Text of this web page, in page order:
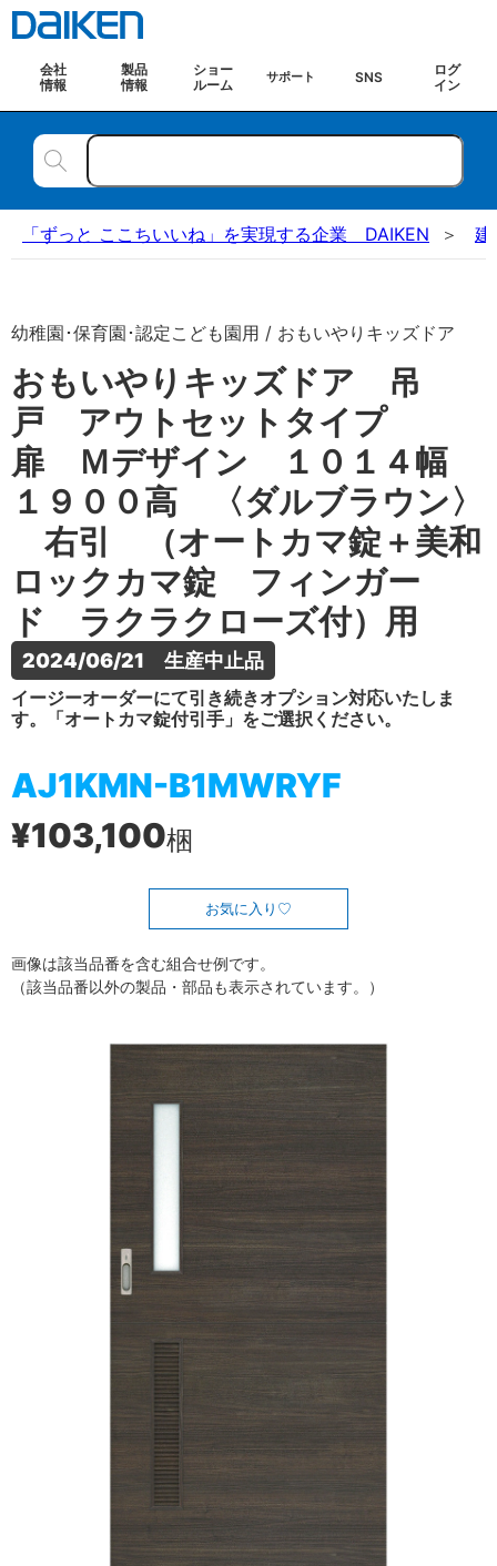
会社
情報
製品
情報
ショー
ルーム
サポート SNS
ログ
イン
「ずっと ここちいいね」を実現する企業 DAIKEN 建
幼稚園･保育園･認定こども園用 / おもいやりキッズドア
おもいやりキッズドア 吊
戸 アウトセットタイプ
扉 Ｍデザイン １０１４幅
１９００高 〈ダルブラウン〉
右引 （オートカマ錠＋美和
ロックカマ錠 フィンガー
ド ラクラクローズ付）用
2024/06/21　生産中止品
イージーオーダーにて引き続きオプション対応いたしま
す。「オートカマ錠付引手」をご選択ください。
AJ1KMN-B1MWRYF
¥103,100梱
お気に入り
画像は該当品番を含む組合せ例です。
（該当品番以外の製品・部品も表示されています。）